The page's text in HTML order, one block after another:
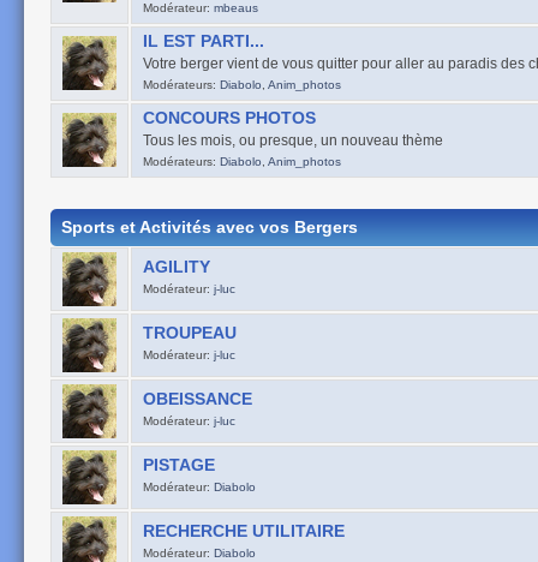
Modérateur: mbeaus
IL EST PARTI...
Votre berger vient de vous quitter pour aller au paradis des
Modérateurs: Diabolo, Anim_photos
CONCOURS PHOTOS
Tous les mois, ou presque, un nouveau thème
Modérateurs: Diabolo, Anim_photos
Sports et Activités avec vos Bergers
AGILITY
Modérateur: j-luc
TROUPEAU
Modérateur: j-luc
OBEISSANCE
Modérateur: j-luc
PISTAGE
Modérateur: Diabolo
RECHERCHE UTILITAIRE
Modérateur: Diabolo